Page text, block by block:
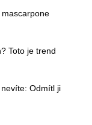
Toto je trend
Odmítl ji